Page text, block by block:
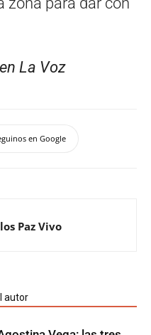
La Voz
en Google
Paz Vivo
autor